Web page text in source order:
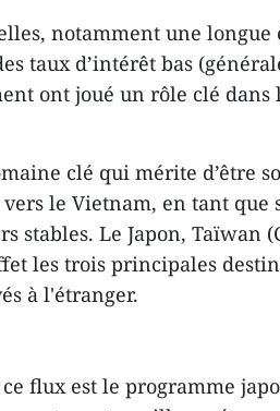
notamment une longue
taux d’intérêt bas
ont joué un rôle clé dans
clé qui mérite d’être
le Vietnam, en tant que
stables. Le Japon, Taïwan
les trois principales
à l'étranger.
flux est le programme